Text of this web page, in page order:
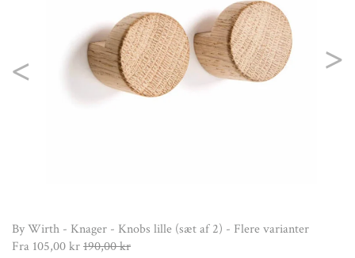
Previous
By Wirth - Knager - Knobs lille (sæt af 2) - Flere varianter
Fra 105,00 kr190,00 kr